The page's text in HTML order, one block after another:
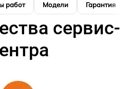
работ Модели Гарантия
сервис-